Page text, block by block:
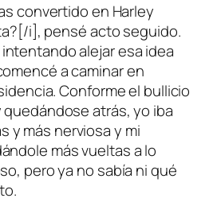
convertido en Harley
i], pensé acto seguido.
alejar esa idea
a caminar en
Conforme el bullicio
atrás, yo iba
y más nerviosa y mi
más vueltas a lo
pero ya no sabía ni qué